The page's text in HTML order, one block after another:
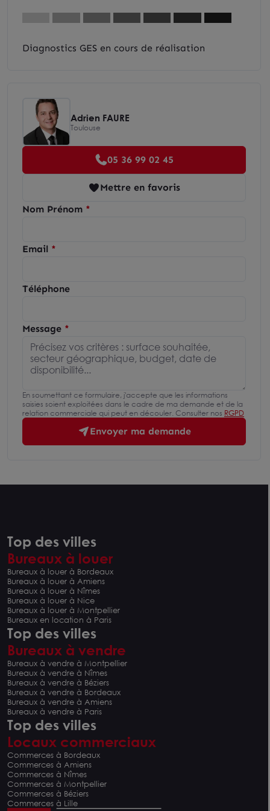
Diagnostics GES en cours de réalisation
Adrien FAURE
Toulouse
05 36 99 02 45
Mettre en favoris
Nom Prénom
Email
Téléphone
Message
En soumettant ce formulaire, j'accepte que les informations
saisies soient exploitées dans le cadre de ma demande et de la
relation commerciale qui peut en découler. Consulter nos RGPD
Envoyer ma demande
Top des villes
Bureaux à louer
Bureaux à louer à Bordeaux
Bureaux à louer à Amiens
Bureaux à louer à Nîmes
Bureaux à louer à Nice
Bureaux à louer à Montpellier
Bureaux en location à Paris
Top des villes
Bureaux à vendre
Bureaux à vendre à Montpellier
Bureaux à vendre à Nîmes
Bureaux à vendre à Béziers
Bureaux à vendre à Bordeaux
Bureaux à vendre à Amiens
Bureaux à vendre à Paris
Top des villes
Locaux commerciaux
Commerces à Bordeaux
Commerces à Amiens
Commerces à Nîmes
Commerces à Montpellier
Commerces à Béziers
Commerces à Lille